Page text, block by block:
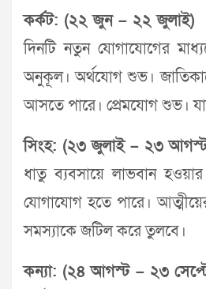
কর্কট: (২২ জুন – ২২ জুলাই)
দিনটি নতুন যোগাযোগের
অনুকূল। অর্থযোগ শুভ।
আসতে পারে। প্রেমযোগ শুভ।
সিংহ: (২৩ জুলাই – ২৩
ধাতু ব্যবসায়ে লাভবান
যোগাযোগ হতে পারে।
সমস্যাকে জটিল করে তুলবে।
কন্যা: (২৪ আগস্ট – ২৩